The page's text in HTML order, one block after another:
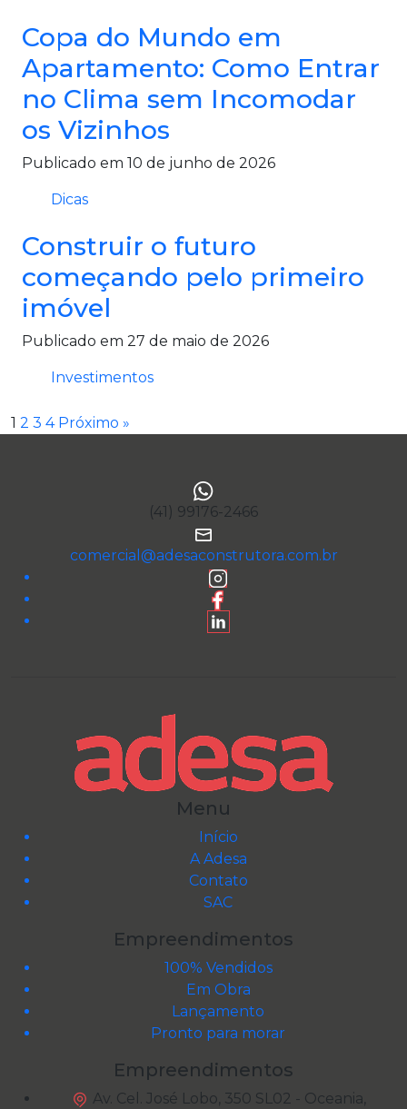
Copa do Mundo em
Apartamento: Como Entrar
no Clima sem Incomodar
os Vizinhos
Publicado em 10 de junho de 2026
Dicas
Construir o futuro
começando pelo primeiro
imóvel
Publicado em 27 de maio de 2026
Investimentos
1 2 3 4 Próximo »
(41) 99176-2466
comercial@adesaconstrutora.com.br
Menu
Início
A Adesa
Contato
SAC
Empreendimentos
100% Vendidos
Em Obra
Lançamento
Pronto para morar
Empreendimentos
Av. Cel. José Lobo, 350 SL02 - Oceania,